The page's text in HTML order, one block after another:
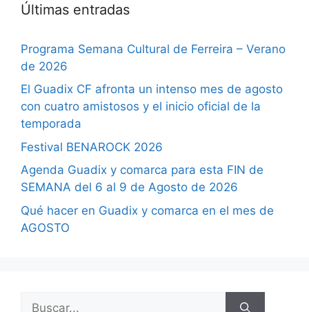
Últimas entradas
Programa Semana Cultural de Ferreira – Verano
de 2026
El Guadix CF afronta un intenso mes de agosto
con cuatro amistosos y el inicio oficial de la
temporada
Festival BENAROCK 2026
Agenda Guadix y comarca para esta FIN de
SEMANA del 6 al 9 de Agosto de 2026
Qué hacer en Guadix y comarca en el mes de
AGOSTO